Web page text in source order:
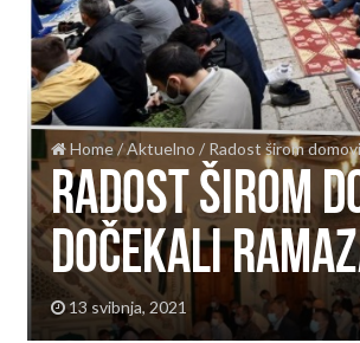
Home/Aktuelno / Radost širom
Radost širom
dočekali
13 svibnja, 2021